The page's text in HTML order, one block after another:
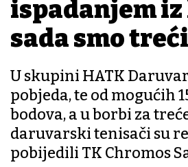
ispadanjem iz
sada smo
U skupini HATK
pobjeda, te od mogućih
bodova, a u borbi za
daruvarski tenisači su
pobijedili TK Chromos